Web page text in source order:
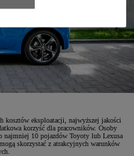
kosztów eksploatacji, najwyższej jakości
korzyść dla pracowników. Osoby
najmniej 10 pojazdów Toyoty lub Lexusa
skorzystać z atrakcyjnych warunków